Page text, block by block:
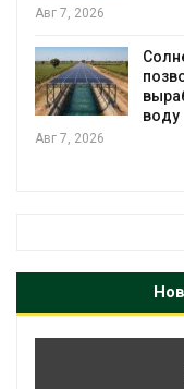
Авг 7, 2026
воду
Авг 7, 2026